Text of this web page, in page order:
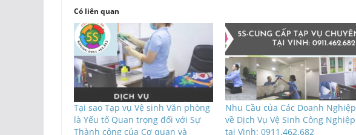
Có liên quan
Tại sao Tạp vụ Vệ sinh Văn phòng
là Yếu tố Quan trọng đối với Sự
Thành công của Cơ quan và
Nhu Cầu của Các Doanh Nghiệp
về Dịch Vụ Vệ Sinh Công Nghiệp
tại Vinh: 0911.462.682